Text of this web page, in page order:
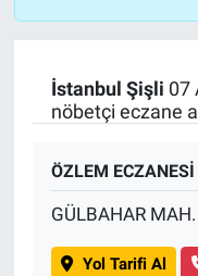
İstanbul Şişli 07
nöbetçi eczane
ÖZLEM ECZANESİ
GÜLBAHAR
Yol Tarifi Al
EĞİTİM
BİLİM VE